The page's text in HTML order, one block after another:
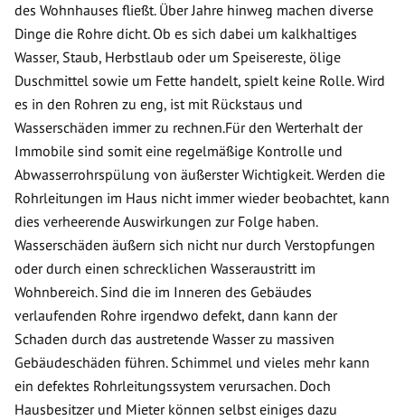
des Wohnhauses fließt. Über Jahre hinweg machen diverse
Dinge die Rohre dicht. Ob es sich dabei um kalkhaltiges
Wasser, Staub, Herbstlaub oder um Speisereste, ölige
Duschmittel sowie um Fette handelt, spielt keine Rolle. Wird
es in den Rohren zu eng, ist mit Rückstaus und
Wasserschäden immer zu rechnen.Für den Werterhalt der
Immobile sind somit eine regelmäßige Kontrolle und
Abwasserrohrspülung von äußerster Wichtigkeit. Werden die
Rohrleitungen im Haus nicht immer wieder beobachtet, kann
dies verheerende Auswirkungen zur Folge haben.
Wasserschäden äußern sich nicht nur durch Verstopfungen
oder durch einen schrecklichen Wasseraustritt im
Wohnbereich. Sind die im Inneren des Gebäudes
verlaufenden Rohre irgendwo defekt, dann kann der
Schaden durch das austretende Wasser zu massiven
Gebäudeschäden führen. Schimmel und vieles mehr kann
ein defektes Rohrleitungssystem verursachen. Doch
Hausbesitzer und Mieter können selbst einiges dazu